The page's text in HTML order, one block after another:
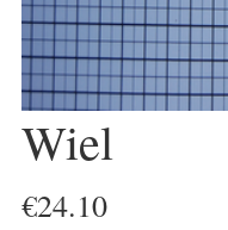
Wiel
€24.10